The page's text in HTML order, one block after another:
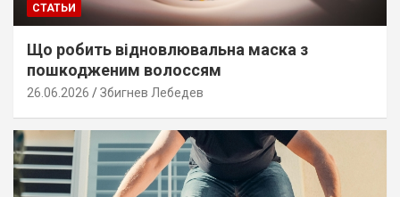
СТАТЬИ
Що робить відновлювальна маска з
пошкодженим волоссям
26.06.2026 Збигнев Лебедев